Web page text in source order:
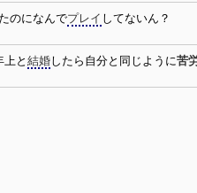
のになんでプレイ してないん？
上と 結婚したら自分と同じように苦